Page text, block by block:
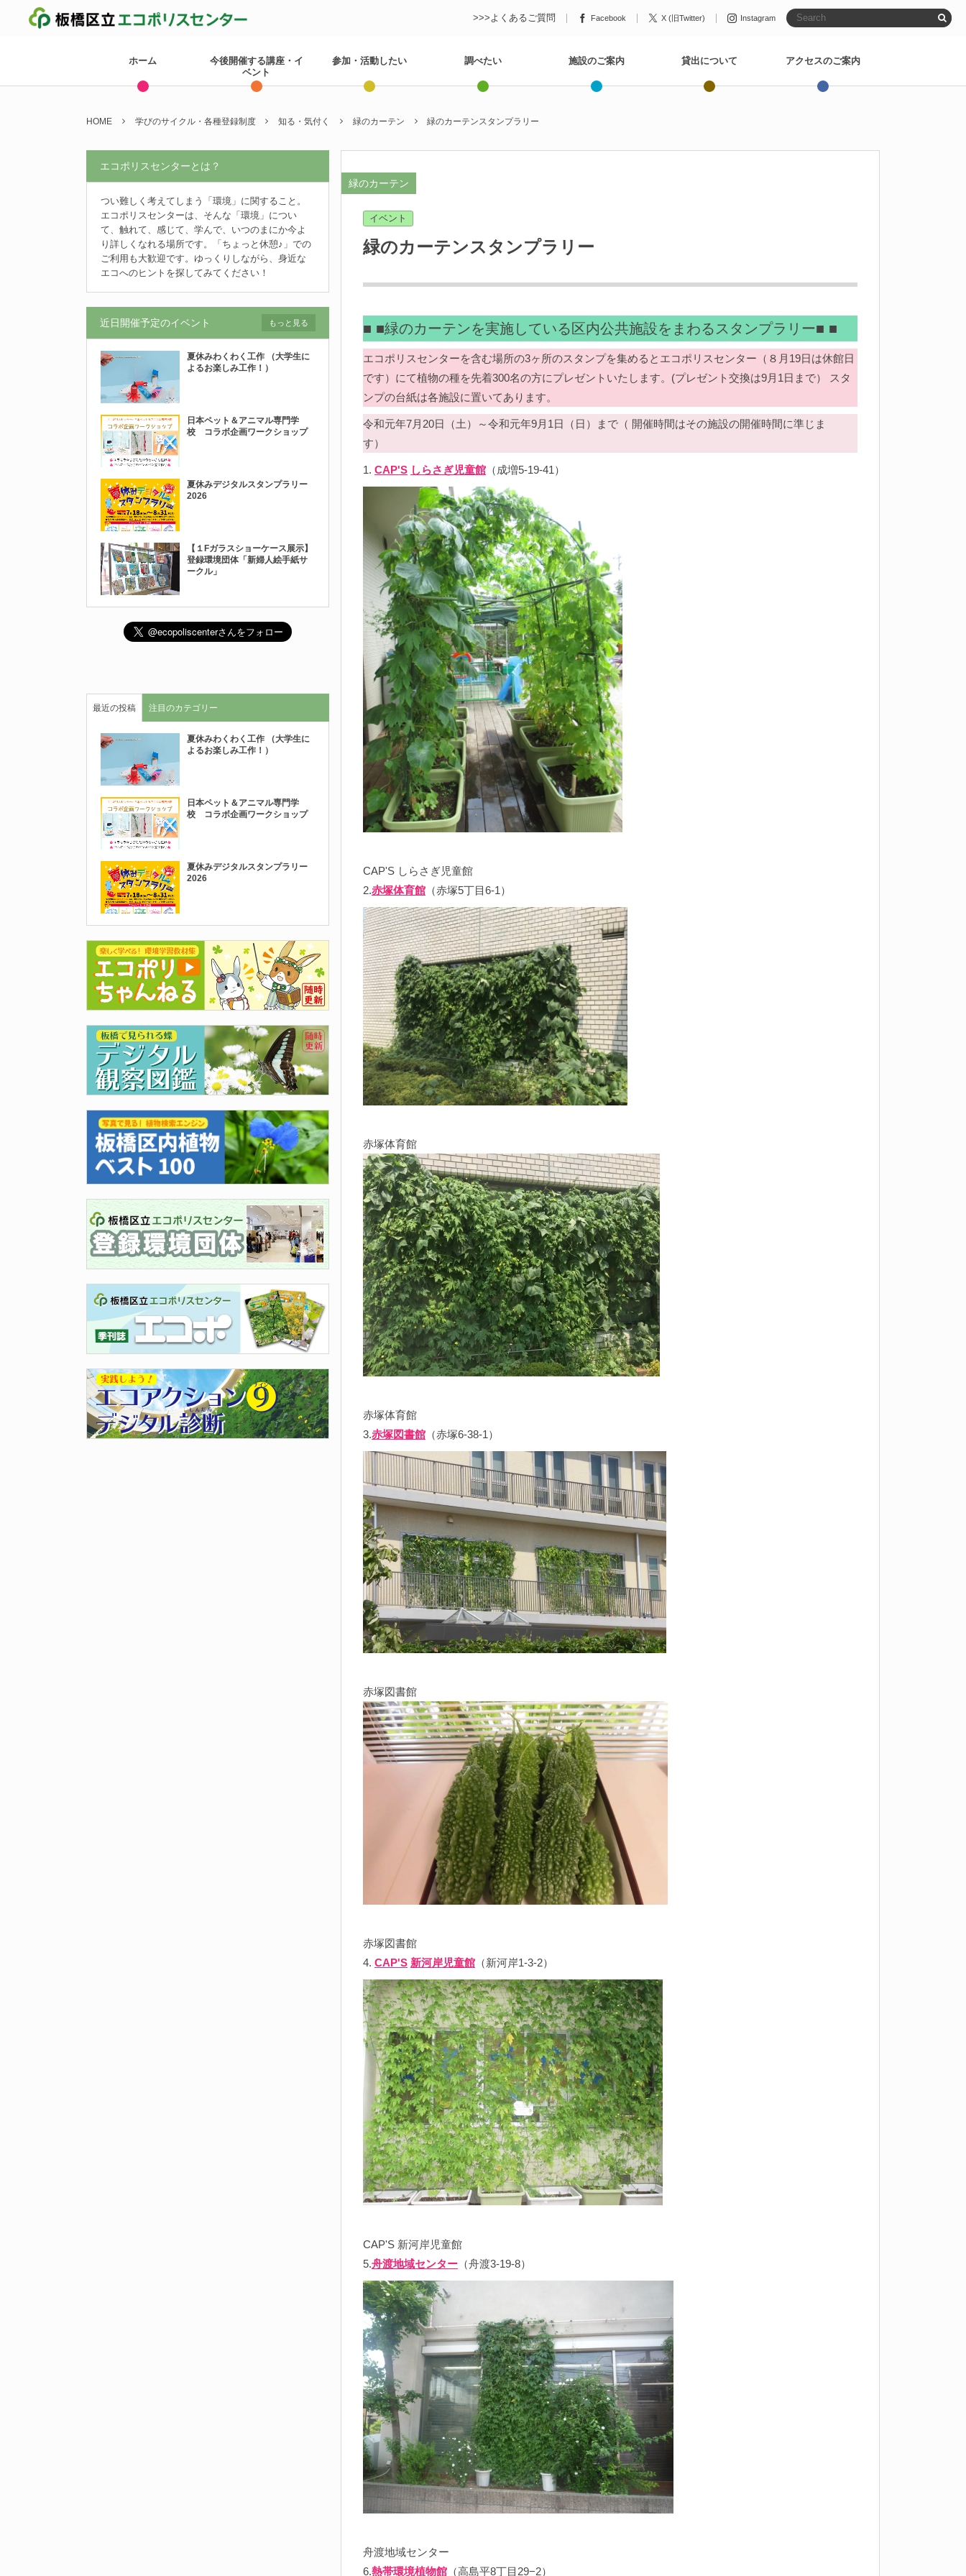
>>>よくあるご質問 Facebook X (旧Twitter) Instagram
ホーム
今後開催する講座・イ
ベント
参加・活動したい 調べたい 施設のご案内 貸出について アクセスのご案内
HOME 学びのサイクル・各種登録制度 知る・気付く 緑のカーテン 緑のカーテンスタンプラリー
緑のカーテン
イベント
緑のカーテンスタンプラリー
■ ■緑のカーテンを実施している区内公共施設をまわるスタンプラリー■ ■
エコポリスセンターを含む場所の3ヶ所のスタンプを集めるとエコポリスセンター（８月19日は休館日
です）にて植物の種を先着300名の方にプレゼントいたします。(プレゼント交換は9月1日まで） スタ
ンプの台紙は各施設に置いてあります。
令和元年7月20日（土）～令和元年9月1日（日）まで（ 開催時間はその施設の開催時間に準じま
す）
1. CAP'S しらさぎ児童館 （成増5-19-41）
CAP'S しらさぎ児童館
2.赤塚体育館 （赤塚5丁目6-1）
赤塚体育館
赤塚体育館
3.赤塚図書館 （赤塚6-38-1）
赤塚図書館
赤塚図書館
4. CAP'S 新河岸児童館 （新河岸1-3-2）
CAP'S 新河岸児童館
5.舟渡地域センター （舟渡3-19-8）
舟渡地域センター
6.熱帯環境植物館 （高島平8丁目29−2）
エコポリスセンターとは？
つい難しく考えてしまう「環境」に関すること。
エコポリスセンターは、そんな「環境」につい
て、触れて、感じて、学んで、いつのまにか今よ
り詳しくなれる場所です。「ちょっと休憩♪」での
ご利用も大歓迎です。ゆっくりしながら、身近な
エコへのヒントを探してみてください！
近日開催予定のイベント
夏休みわくわく工作 （大学生に
よるお楽しみ工作！）
日本ペット＆アニマル専門学
校 コラボ企画ワークショップ
夏休みデジタルスタンプラリー
2026
【１Fガラスショーケース展示】
登録環境団体「新婦人絵手紙サ
ークル」
もっと見る
最近の投稿 注目のカテゴリー
夏休みわくわく工作 （大学生に
よるお楽しみ工作！）
日本ペット＆アニマル専門学
校 コラボ企画ワークショップ
夏休みデジタルスタンプラリー
2026